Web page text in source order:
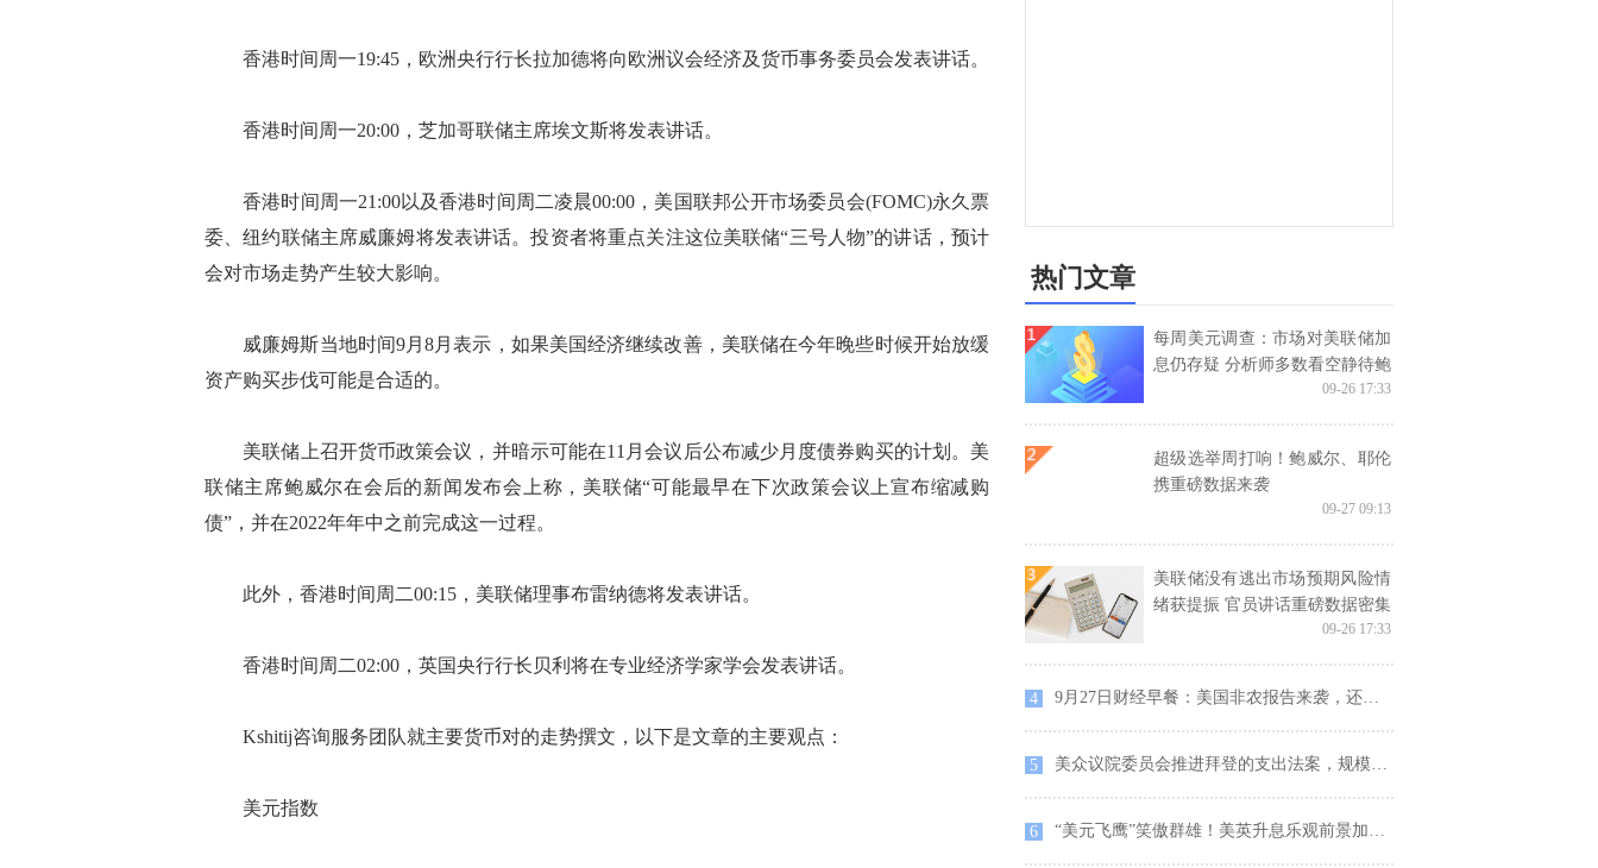
香港时间周一19:45，欧洲央行行长拉加德将向欧洲议会经济及货币事务委员会发表讲话。
香港时间周一20:00，芝加哥联储主席埃文斯将发表讲话。
香港时间周一21:00以及香港时间周二凌晨00:00，美国联邦公开市场委员会(FOMC)永久票
委、纽约联储主席威廉姆将发表讲话。投资者将重点关注这位美联储“三号人物”的讲话，预计
会对市场走势产生较大影响。
威廉姆斯当地时间9月8月表示，如果美国经济继续改善，美联储在今年晚些时候开始放缓
资产购买步伐可能是合适的。
美联储上召开货币政策会议，并暗示可能在11月会议后公布减少月度债券购买的计划。美
联储主席鲍威尔在会后的新闻发布会上称，美联储“可能最早在下次政策会议上宣布缩减购
债”，并在2022年年中之前完成这一过程。
此外，香港时间周二00:15，美联储理事布雷纳德将发表讲话。
香港时间周二02:00，英国央行行长贝利将在专业经济学家学会发表讲话。
Kshitij咨询服务团队就主要货币对的走势撰文，以下是文章的主要观点：
美元指数
热门文章
每周美元调查：市场对美联储加
息仍存疑 分析师多数看空静待鲍
09-26 17:33
超级选举周打响！鲍威尔、耶伦
携重磅数据来袭
09-27 09:13
美联储没有逃出市场预期风险情
绪获提振 官员讲话重磅数据密集
到来 下周金融市场重要指标和风
09-26 17:33
4 9月27日财经早餐：美国非农报告来袭，还需留意两国大选
5 美众议院委员会推进拜登的支出法案，规模将少于3.5万亿美元
6 “美元飞鹰”笑傲群雄！美英升息乐观前景加剧 镇压人民币中间价下调96基点